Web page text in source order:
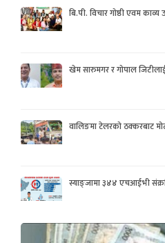
बि.पी. विचार गोष्ठी एवम
खेम सारुमगर र गोपाल
वालिङमा टेलरको ठक्करबाट
स्याङ्जामा ३४४ एचआईभी